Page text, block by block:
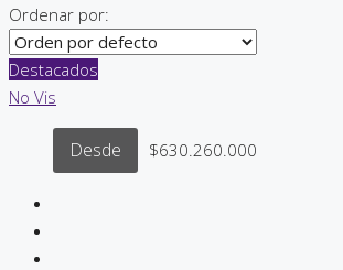
Ordenar por:
Destacados
No Vis
Desde $630.260.000